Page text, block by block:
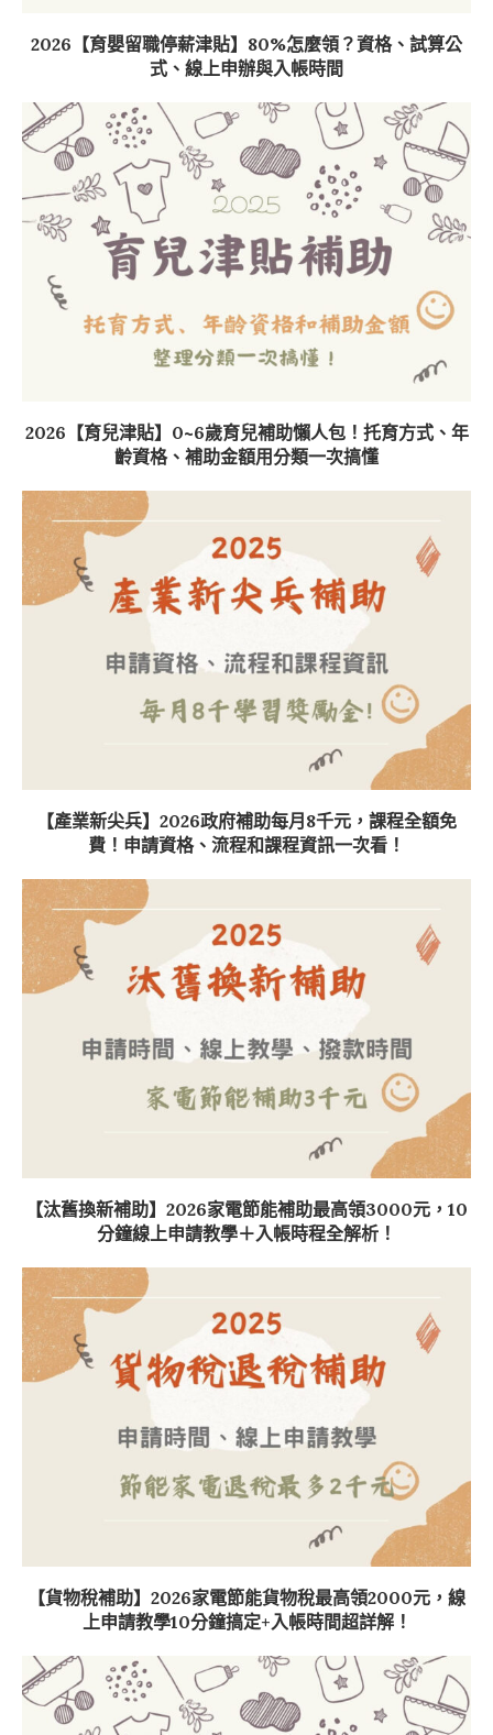
2026【育嬰留職停薪津貼】80%怎麼領？資格、試算公
式、線上申辦與入帳時間
2026【育兒津貼】0~6歲育兒補助懶人包！托育方式、年
齡資格、補助金額用分類一次搞懂
【產業新尖兵】2026政府補助每月8千元，課程全額免
費！申請資格、流程和課程資訊一次看！
【汰舊換新補助】2026家電節能補助最高領3000元，10
分鐘線上申請教學＋入帳時程全解析！
【貨物稅補助】2026家電節能貨物稅最高領2000元，線
上申請教學10分鐘搞定+入帳時間超詳解！